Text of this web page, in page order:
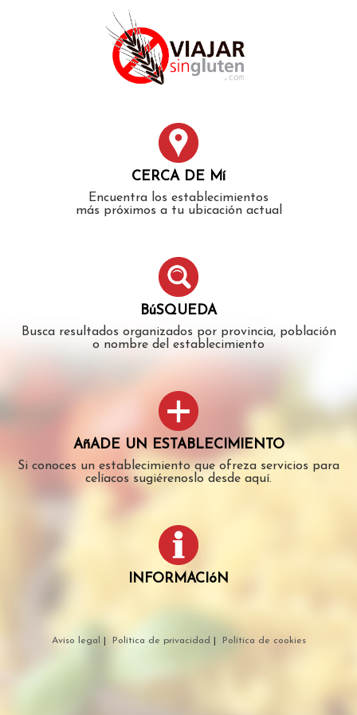
CERCA DE Mí
Encuentra los establecimientos
más próximos a tu ubicación actual
BúSQUEDA
Busca resultados organizados por provincia, población
o nombre del establecimiento
AñADE UN ESTABLECIMIENTO
Si conoces un establecimiento que ofreza servicios para
celíacos sugiérenoslo desde aquí.
INFORMACIóN
Aviso legal Política de privacidad Política de cookies
authorized to show the cookie declaration for domain group
ID 546ddaab-b478-4440-aa8a-3b0205284212. Please add it to
the domain group in the Cookiebot Manager to authorize